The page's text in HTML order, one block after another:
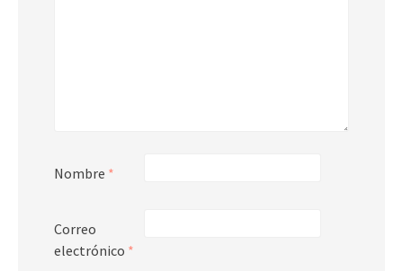
Nombre *
Correo
electrónico *